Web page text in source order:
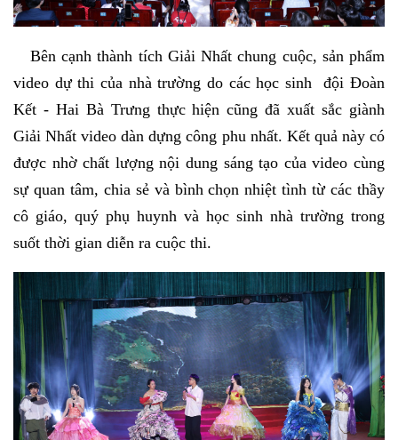
Bên cạnh thành tích Giải Nhất chung cuộc, sản phẩm
video dự thi của nhà trường do các học sinh đội Đoàn
Kết - Hai Bà Trưng thực hiện cũng đã xuất sắc giành
Giải Nhất video dàn dựng công phu nhất. Kết quả này có
được nhờ chất lượng nội dung sáng tạo của video cùng
sự quan tâm, chia sẻ và bình chọn nhiệt tình từ các thầy
cô giáo, quý phụ huynh và học sinh nhà trường trong
suốt thời gian diễn ra cuộc thi.